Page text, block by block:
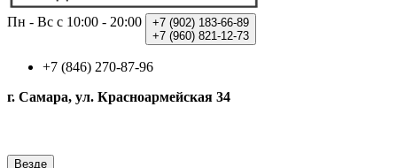
Пн - Вс с 10:00 - 20:00 +7 (902) 183-66-89
+7 (960) 821-12-73
+7 (846) 270-87-96
г. Самара, ул. Красноармейская 34
Везде